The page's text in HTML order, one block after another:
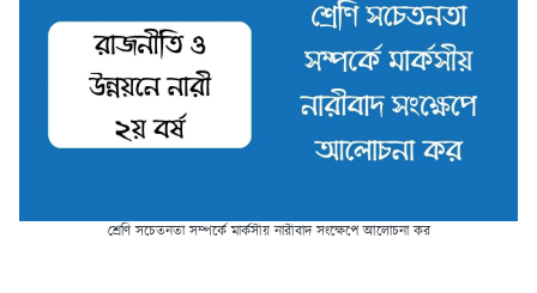
শ্রেণি সচেতনতা সম্পর্কে মার্কসীয় নারীবাদ সংক্ষেপে আলোচনা কর